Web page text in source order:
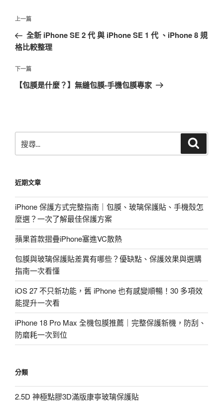
文
導
覽
上
一
篇
章
上一篇
全新 iPhone SE 2 代 與 iPhone SE 1 代 、iPhone 8 規
格比較整理
下
一
下一篇
【包膜是什麼？】無縫包膜-手機包膜專家
尋
字:
近期文章
iPhone 保護方式完整指南｜包膜、玻璃保護貼、手機殼怎
麼選？一次了解最佳保護方案
蘋果首款摺疊iPhone塞進VC散熱
包膜與玻璃保護貼差異有哪些？優缺點、保護效果與選購
指南一次看懂
iOS 27 不只新功能，舊 iPhone 也有感變順暢！30 多項效
能提升一次看
iPhone 18 Pro Max 全機包膜推薦｜完整保護新機，防刮、
防磨耗一次到位
分類
2.5D 神極點膠3D滿版康寧玻璃保護貼